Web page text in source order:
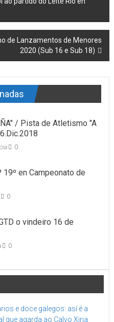
de Lanzamentos de Menores
2020 (Sub 16 e Sub 18)
/ Pista de Atletismo "A
0
en Campeonato de
0
o vindeiro 16 de
0
e doce galegos: así é a
que agarda ao Calvo Xiria